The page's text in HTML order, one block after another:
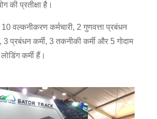
प्रतीक्षा है।
10 वल्कनीकरण कर्मचारी, 2 गुणवत्ता प्रबंधन
3 प्रबंधन कर्मी, 3 तकनीकी कर्मी और 5 गोदाम
कर्मी हैं।